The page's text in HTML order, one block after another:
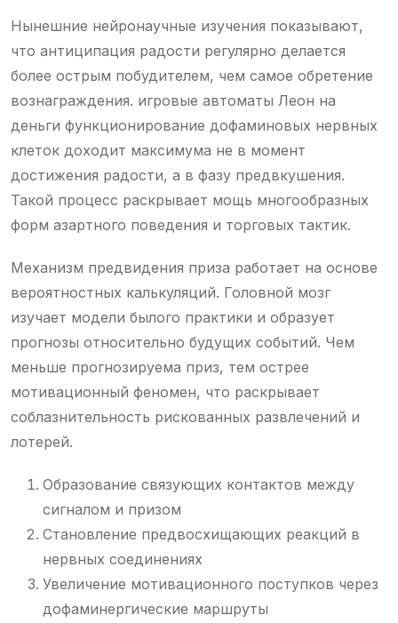
Нынешние нейронаучные изучения показывают,
что антиципация радости регулярно делается
более острым побудителем, чем самое обретение
вознаграждения. игровые автоматы Леон на
деньги функционирование дофаминовых нервных
клеток доходит максимума не в момент
достижения радости, а в фазу предвкушения.
Такой процесс раскрывает мощь многообразных
форм азартного поведения и торговых тактик.
Механизм предвидения приза работает на основе
вероятностных калькуляций. Головной мозг
изучает модели былого практики и образует
прогнозы относительно будущих событий. Чем
меньше прогнозируема приз, тем острее
мотивационный феномен, что раскрывает
соблазнительность рискованных развлечений и
лотерей.
Образование связующих контактов между
сигналом и призом
Становление предвосхищающих реакций в
нервных соединениях
Увеличение мотивационного поступков через
дофаминергические маршруты